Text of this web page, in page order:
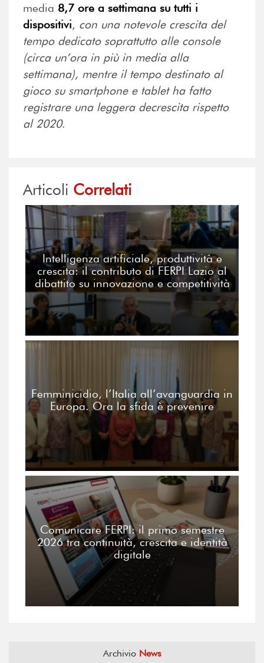
media 8,7 ore a settimana su tutti i
dispositivi, con una notevole crescita del
tempo dedicato soprattutto alle console
(circa un’ora in più in media alla
settimana), mentre il tempo destinato al
gioco su smartphone e tablet ha fatto
registrare una leggera decrescita rispetto
al 2020.
Articoli Correlati
Intelligenza artificiale, produttività e
crescita: il contributo di FERPI Lazio al
dibattito su innovazione e competitività
Femminicidio, l’Italia all’avanguardia in
Europa. Ora la sfida è prevenire
Comunicare FERPI: il primo semestre
2026 tra continuità, crescita e identità
digitale
Archivio News